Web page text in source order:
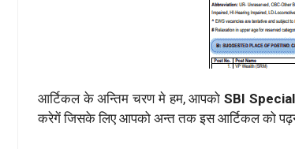
आर्टिकल के अन्तिम चरण मे हम, आपको SBI
करेगें जिसके लिए आपको अन्त तक इस आर्टिकल को